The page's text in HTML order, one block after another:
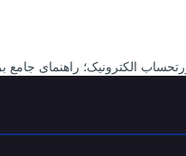
الکترونیک؛ راهنمای جامع